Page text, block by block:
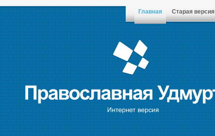
Главная Старая версия